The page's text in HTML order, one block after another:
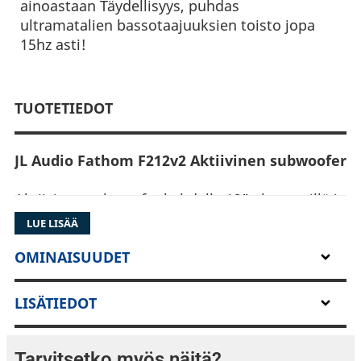
ainoastaan Täydellisyys, puhdas
ultramatalien bassotaajuuksien toisto jopa
15hz asti!
TUOTETIEDOT
JL Audio Fathom F212v2 Aktiivinen subwoofer
Aktiivinen subwoofer kahdella 12" elementillä ja
3600 watin vahvistimella.
Erikoistilaustuote - Varaudu tavanomaista
pidempään toimitusaikaan
Fathom sarjan raskain subwoofer on Fathom
sarjan äärimmäisen massiivinen
bassojättiläinen ja se on ideaalinen isoihin
LUE LISÄÄ
OMINAISUUDET
LISÄTIEDOT